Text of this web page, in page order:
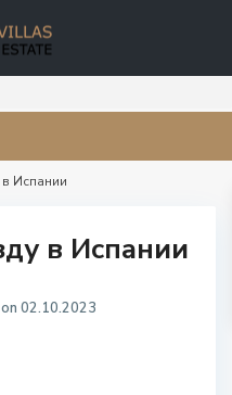
Испании
в Испании
02.10.2023